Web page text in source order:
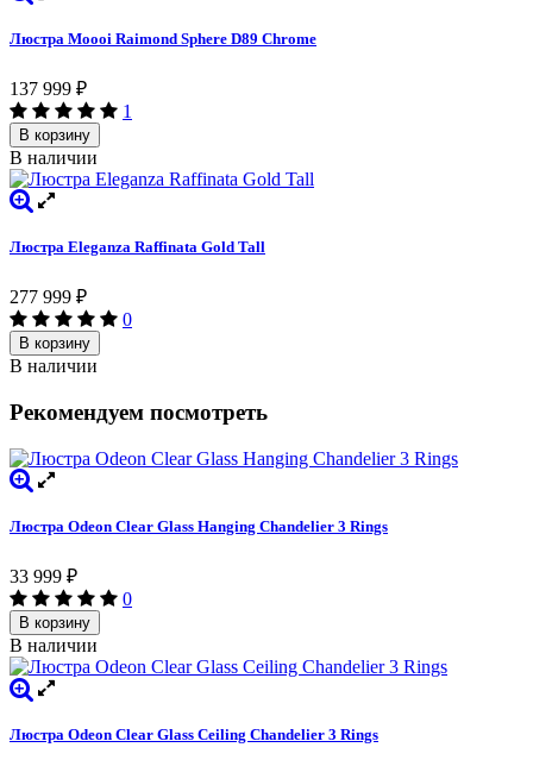
Люстра Moooi Raimond Sphere D89 Chrome
137 999 ₽
1
В корзину
В наличии
Люстра Eleganza Raffinata Gold Tall
277 999 ₽
0
В корзину
В наличии
Рекомендуем посмотреть
Люстра Odeon Clear Glass Hanging Chandelier 3 Rings
33 999 ₽
0
В корзину
В наличии
Люстра Odeon Clear Glass Ceiling Chandelier 3 Rings